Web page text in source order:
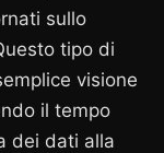
sullo
tipo di
visione
il tempo
dei dati alla